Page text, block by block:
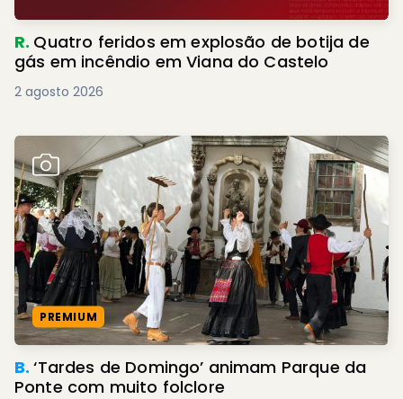
R. Quatro feridos em explosão de botija de
gás em incêndio em Viana do Castelo
2 agosto 2026
PREMIUM
B.‘Tardes de Domingo’ animam Parque da
Ponte com muito folclore